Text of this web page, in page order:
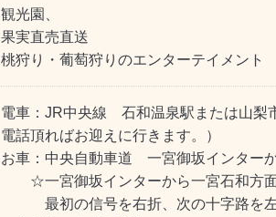
観光園、
果実直売直送
桃狩り・葡萄狩りのエンターテイメント
電車：JR中央線 石和温泉駅または山梨
電話頂ればお迎えに行きます。）
お車：中央自動車道 一宮御坂インター
☆一宮御坂インターから一宮石和方
最初の信号を右折、次の十字路